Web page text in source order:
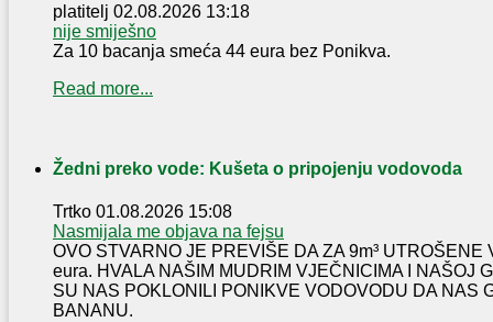
platitelj 02.08.2026 13:18
nije smiješno
Za 10 bacanja smeća 44 eura bez Ponikva.
Read more...
Žedni preko vode: Kušeta o pripojenju vodovoda
Trtko 01.08.2026 15:08
Nasmijala me objava na fejsu
OVO STVARNO JE PREVIŠE DA ZA 9m³ UTROŠENE
eura. HVALA NAŠIM MUDRIM VJEČNICIMA I NAŠOJ
SU NAS POKLONILI PONIKVE VODOVODU DA NAS
BANANU.